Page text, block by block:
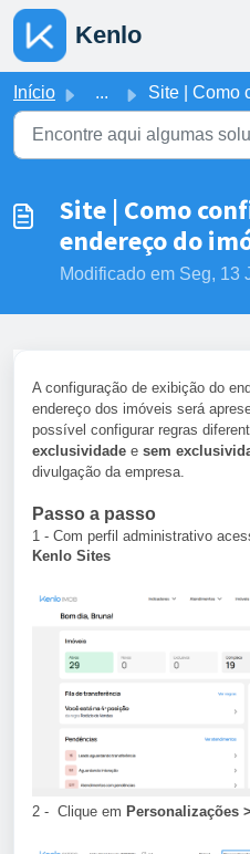
Ir para o conteúdo principal
Kenlo
Início ... Site | Como configurar exibição do
Site | Como
endereço do
Modificado em Seg, 13
A configuração de exibição do
endereço dos imóveis será
possível configurar regras
exclusividade e sem
divulgação da empresa.
Passo a passo
1 - Com perfil administrativo
Kenlo Sites
2 - Clique em Personalizações